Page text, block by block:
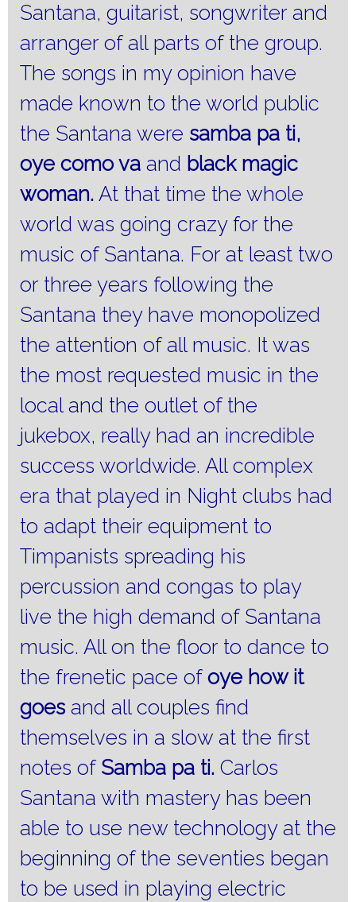
Santana, guitarist, songwriter and
arranger of all parts of the group.
The songs in my opinion have
made known to the world public
the Santana were samba pa ti,
oye como va and black magic
woman. At that time the whole
world was going crazy for the
music of Santana. For at least two
or three years following the
Santana they have monopolized
the attention of all music. It was
the most requested music in the
local and the outlet of the
jukebox, really had an incredible
success worldwide. All complex
era that played in Night clubs had
to adapt their equipment to
Timpanists spreading his
percussion and congas to play
live the high demand of Santana
music. All on the floor to dance to
the frenetic pace of oye how it
goes and all couples find
themselves in a slow at the first
notes of Samba pa ti. Carlos
Santana with mastery has been
able to use new technology at the
beginning of the seventies began
to be used in playing electric